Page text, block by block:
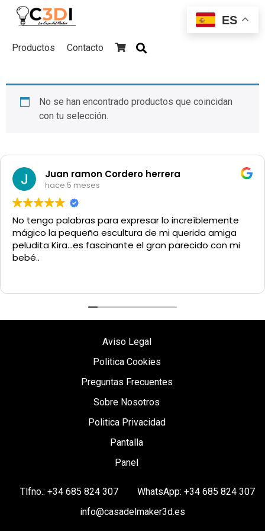
Productos Contacto
ES
content
No se han encontrado productos que coincidan
con tu selección.
Juan ramon Cordero herrera
hace 5 meses
No tengo palabras para expresar lo increíblemente
mágico la pequeña escultura de mi querida amiga
peludita Kira...es fascinante el gran parecido con mi
bebé..
Aviso Legal
Politica Cookies
Preguntas Frecuentes
Sobre Nosotros
Politica Privacidad
Pantalla
Panel
Tlfno.: +34 685 824 307
WhatsApp: +34 685 824 307
info@casadelmaker3d.es